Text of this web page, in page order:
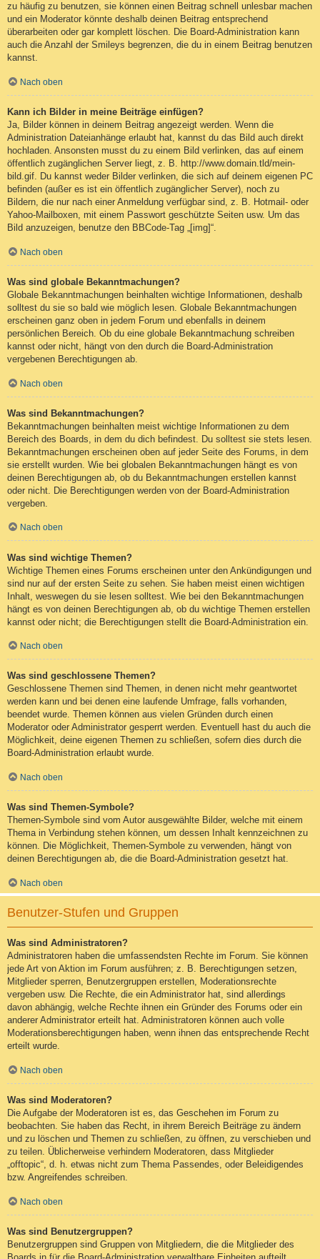
zu häufig zu benutzen, sie können einen Beitrag schnell unlesbar machen
und ein Moderator könnte deshalb deinen Beitrag entsprechend
überarbeiten oder gar komplett löschen. Die Board-Administration kann
auch die Anzahl der Smileys begrenzen, die du in einem Beitrag benutzen
kannst.
Nach oben
Kann ich Bilder in meine Beiträge einfügen?
Ja, Bilder können in deinem Beitrag angezeigt werden. Wenn die
Administration Dateianhänge erlaubt hat, kannst du das Bild auch direkt
hochladen. Ansonsten musst du zu einem Bild verlinken, das auf einem
öffentlich zugänglichen Server liegt, z. B. http://www.domain.tld/mein-
bild.gif. Du kannst weder Bilder verlinken, die sich auf deinem eigenen PC
befinden (außer es ist ein öffentlich zugänglicher Server), noch zu
Bildern, die nur nach einer Anmeldung verfügbar sind, z. B. Hotmail- oder
Yahoo-Mailboxen, mit einem Passwort geschützte Seiten usw. Um das
Bild anzuzeigen, benutze den BBCode-Tag „[img]“.
Nach oben
Was sind globale Bekanntmachungen?
Globale Bekanntmachungen beinhalten wichtige Informationen, deshalb
solltest du sie so bald wie möglich lesen. Globale Bekanntmachungen
erscheinen ganz oben in jedem Forum und ebenfalls in deinem
persönlichen Bereich. Ob du eine globale Bekanntmachung schreiben
kannst oder nicht, hängt von den durch die Board-Administration
vergebenen Berechtigungen ab.
Nach oben
Was sind Bekanntmachungen?
Bekanntmachungen beinhalten meist wichtige Informationen zu dem
Bereich des Boards, in dem du dich befindest. Du solltest sie stets lesen.
Bekanntmachungen erscheinen oben auf jeder Seite des Forums, in dem
sie erstellt wurden. Wie bei globalen Bekanntmachungen hängt es von
deinen Berechtigungen ab, ob du Bekanntmachungen erstellen kannst
oder nicht. Die Berechtigungen werden von der Board-Administration
vergeben.
Nach oben
Was sind wichtige Themen?
Wichtige Themen eines Forums erscheinen unter den Ankündigungen und
sind nur auf der ersten Seite zu sehen. Sie haben meist einen wichtigen
Inhalt, weswegen du sie lesen solltest. Wie bei den Bekanntmachungen
hängt es von deinen Berechtigungen ab, ob du wichtige Themen erstellen
kannst oder nicht; die Berechtigungen stellt die Board-Administration ein.
Nach oben
Was sind geschlossene Themen?
Geschlossene Themen sind Themen, in denen nicht mehr geantwortet
werden kann und bei denen eine laufende Umfrage, falls vorhanden,
beendet wurde. Themen können aus vielen Gründen durch einen
Moderator oder Administrator gesperrt werden. Eventuell hast du auch die
Möglichkeit, deine eigenen Themen zu schließen, sofern dies durch die
Board-Administration erlaubt wurde.
Nach oben
Was sind Themen-Symbole?
Themen-Symbole sind vom Autor ausgewählte Bilder, welche mit einem
Thema in Verbindung stehen können, um dessen Inhalt kennzeichnen zu
können. Die Möglichkeit, Themen-Symbole zu verwenden, hängt von
deinen Berechtigungen ab, die die Board-Administration gesetzt hat.
Nach oben
Benutzer-Stufen und Gruppen
Was sind Administratoren?
Administratoren haben die umfassendsten Rechte im Forum. Sie können
jede Art von Aktion im Forum ausführen; z. B. Berechtigungen setzen,
Mitglieder sperren, Benutzergruppen erstellen, Moderationsrechte
vergeben usw. Die Rechte, die ein Administrator hat, sind allerdings
davon abhängig, welche Rechte ihnen ein Gründer des Forums oder ein
anderer Administrator erteilt hat. Administratoren können auch volle
Moderationsberechtigungen haben, wenn ihnen das entsprechende Recht
erteilt wurde.
Nach oben
Was sind Moderatoren?
Die Aufgabe der Moderatoren ist es, das Geschehen im Forum zu
beobachten. Sie haben das Recht, in ihrem Bereich Beiträge zu ändern
und zu löschen und Themen zu schließen, zu öffnen, zu verschieben und
zu teilen. Üblicherweise verhindern Moderatoren, dass Mitglieder
„offtopic“, d. h. etwas nicht zum Thema Passendes, oder Beleidigendes
bzw. Angreifendes schreiben.
Nach oben
Was sind Benutzergruppen?
Benutzergruppen sind Gruppen von Mitgliedern, die die Mitglieder des